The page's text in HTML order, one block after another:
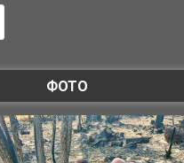
ФОТО